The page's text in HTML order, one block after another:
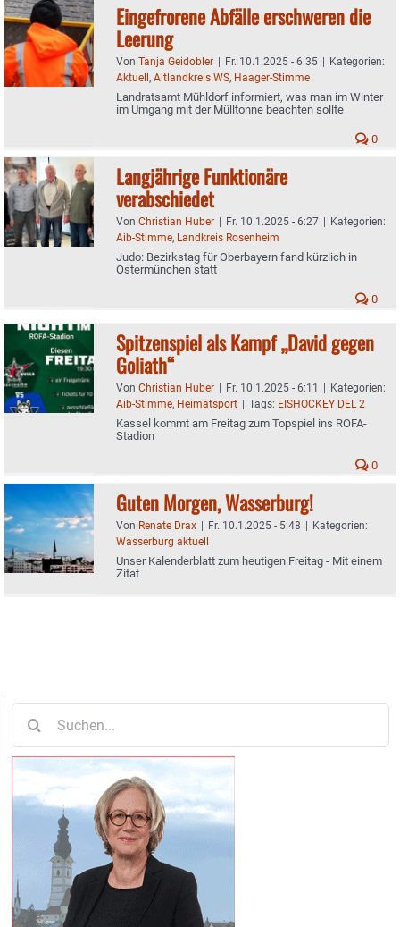
Eingefrorene Abfälle erschweren die
Leerung
Von Tanja Geidobler | Fr. 10.1.2025 - 6:35 | Kategorien:
Aktuell, Altlandkreis WS, Haager-Stimme
Landratsamt Mühldorf informiert, was man im Winter
im Umgang mit der Mülltonne beachten sollte
0
Langjährige Funktionäre
verabschiedet
Von Christian Huber | Fr. 10.1.2025 - 6:27 | Kategorien:
Aib-Stimme, Landkreis Rosenheim
Judo: Bezirkstag für Oberbayern fand kürzlich in
Ostermünchen statt
0
Spitzenspiel als Kampf „David gegen
Goliath“
Von Christian Huber | Fr. 10.1.2025 - 6:11 | Kategorien:
Aib-Stimme, Heimatsport | Tags: EISHOCKEY DEL 2
Kassel kommt am Freitag zum Topspiel ins ROFA-
Stadion
0
Guten Morgen, Wasserburg!
Von Renate Drax | Fr. 10.1.2025 - 5:48 | Kategorien:
Wasserburg aktuell
Unser Kalenderblatt zum heutigen Freitag - Mit einem
Zitat
nach: